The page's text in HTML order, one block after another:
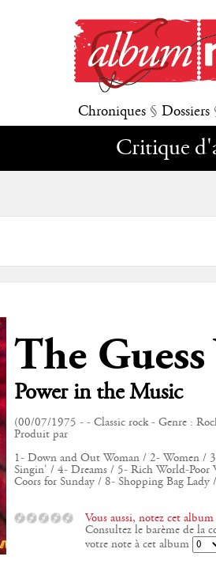
Chroniques § Dossiers
Critique
The
Power in the Music
(00/07/1975 - - Classic rock - Genre :
Produit par
1- Down and Out Woman / 2- Women /
Singin' / 4- Dreams / 5- Rich World-Poor
Coors for Sunday / 8- Shopping Bag
Vous aussi, notez cet
Consultez le barème de la
votre note à cet album